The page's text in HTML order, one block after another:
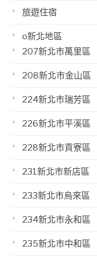
旅遊住宿
o新北地區
207新北市萬里區
208新北市金山區
224新北市瑞芳區
226新北市平溪區
228新北市貢寮區
231新北市新店區
233新北市烏來區
234新北市永和區
235新北市中和區